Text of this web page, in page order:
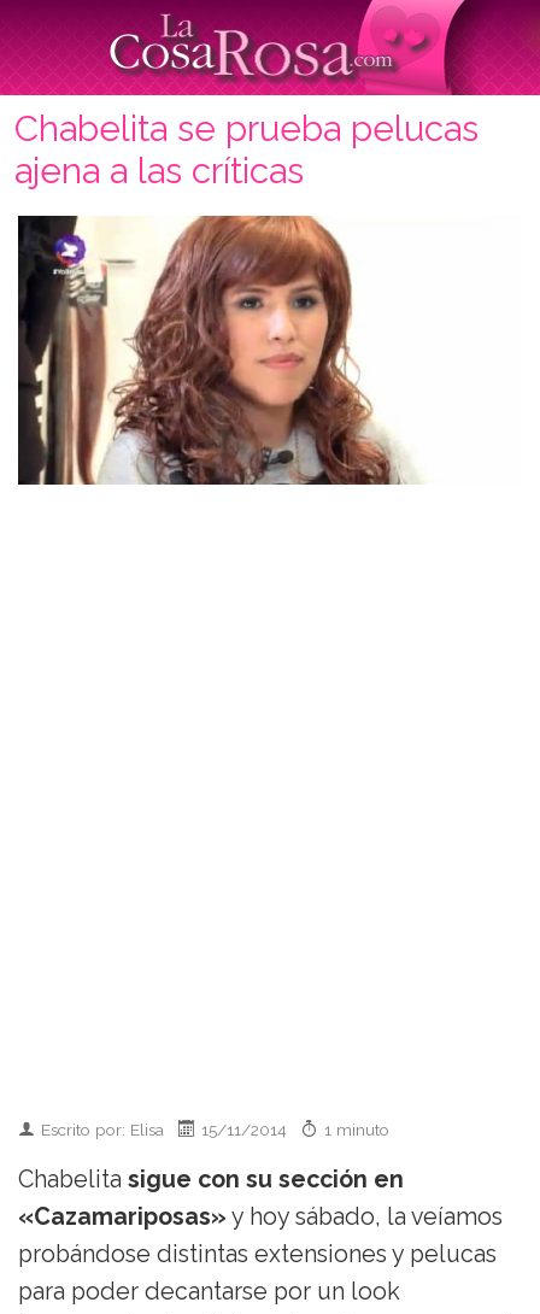
Chabelita se prueba pelucas
ajena a las críticas
Escrito por: Elisa 15/11/2014 1 minuto
Chabelita sigue con su sección en
«Cazamariposas» y hoy sábado, la veíamos
probándose distintas extensiones y pelucas
para poder decantarse por un look